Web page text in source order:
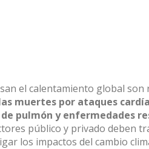
el calentamiento global son
muertes por ataques
pulmón y enfermedades
público y privado deben
los impactos del cambio